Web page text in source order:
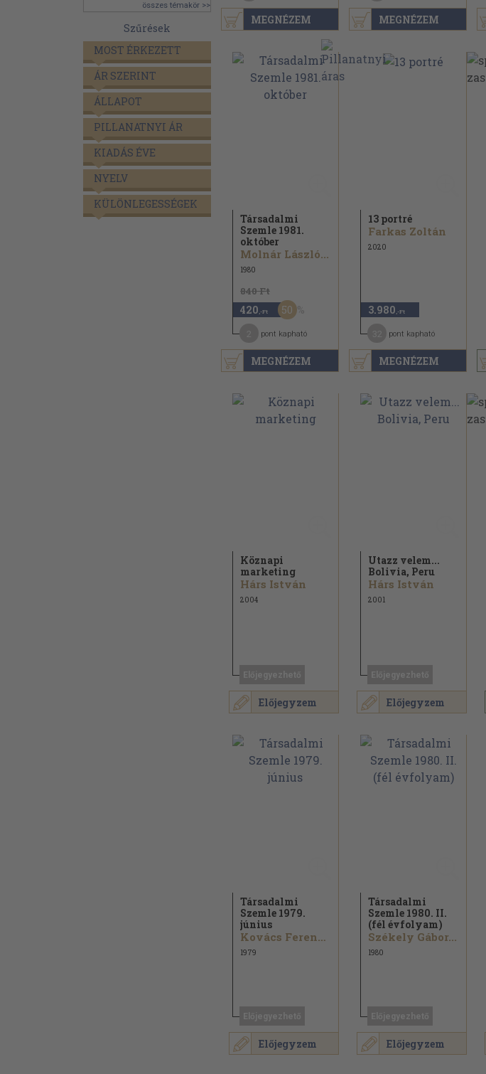
összes témakör >>
Szűrések
MOST ÉRKEZETT
ÁR SZERINT
ÁLLAPOT
PILLANATNYI ÁR
KIADÁS ÉVE
NYELV
KÜLÖNLEGESSÉGEK
MEGNÉZEM MEGNÉZEM
MEGNÉZEM
Társadalmi
Szemle 1981.
október
Molnár László...
1980
840 Ft
420 ,-Ft 50
pont kapható
MEGNÉZEM
13 portré
Farkas Zoltán
2020
3.980 ,-Ft
pont kapható
Előjegyzem
Köznapi
marketing
Hárs István
2004
Előjegyzem
Utazz velem...
Bolivia, Peru
Hárs István
2001
Előjegyzem
Társadalmi
Szemle 1979.
június
Kovács Ferenc...
1979
Előjegyzem
Társadalmi
Szemle 1980. II.
(fél évfolyam)
Székely Gábor...
1980